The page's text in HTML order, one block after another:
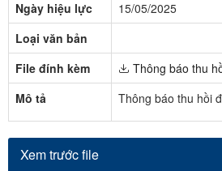
Ngày hiệu lực
15/05/2025
Loại văn bản
File đính kèm
Thông báo thu
Mô tả
Thông báo thu hồi
Xem trước file